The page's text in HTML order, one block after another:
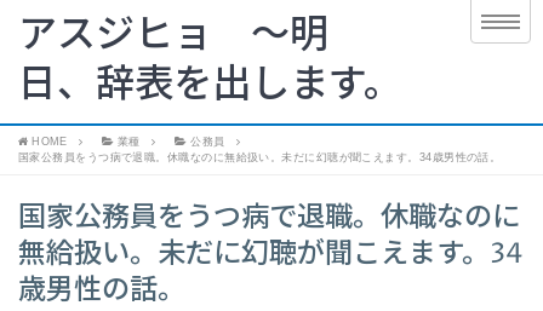
アスジヒョ 〜明
日、辞表を出します。
HOME 業種
公務員
国家公務員をうつ病で退職。休職なのに無給扱い。未だに幻聴が聞こえます。34歳男性の話。
国家公務員をうつ病で退職。休職なのに
無給扱い。未だに幻聴が聞こえます。34
歳男性の話。